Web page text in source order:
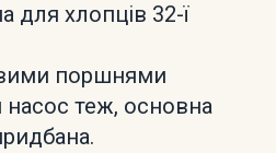
для хлопців 32-ї
поршнями
теж, основна